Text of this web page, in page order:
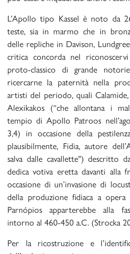
L’Apollo tipo Kassel è noto da
teste, sia in marmo che in
delle repliche in Davison,
critica concorda nel
proto-classico di grande
ricercarne la paternità nella
artisti del periodo, quali
Alexikakos (“che allontana i
tempio di Apollo Patroos
3,4) in occasione della
plausibilmente, Fidia, autore
salva dalle cavallette") descritto
dedica votiva eretta davanti alla
occasione di un’invasione di
della produzione fidiaca a
Parnópios apparterebbe alla
intorno al 460-450 a.C. (Strocka
Per la ricostruzione e